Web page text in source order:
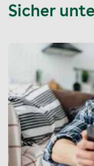
Sicher